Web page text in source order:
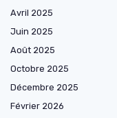
Avril 2025
Juin 2025
Août 2025
Octobre 2025
Décembre 2025
Février 2026